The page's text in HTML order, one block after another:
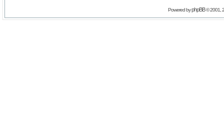
Powered byphpBB© 2001,